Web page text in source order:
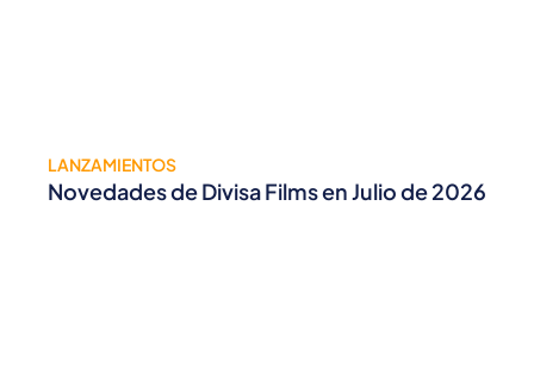
LANZAMIENTOS
Novedades de Divisa Films en Julio de 2026